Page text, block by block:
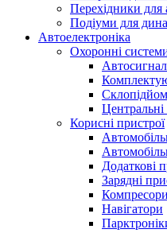
Перехідники для
Подіуми для
Автоелектроніка
Охоронні
Центральні
Корисні пристрої
Додаткові
Зарядні
Навігатори